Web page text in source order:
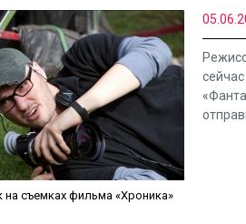
съемках фильма «Хроника»